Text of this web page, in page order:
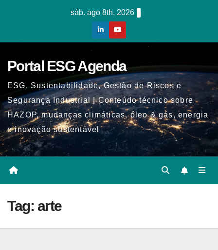
sáb. ago 8th, 2026
Portal ESG Agenda
ESG, Sustentabilidade, Gestão de Riscos e
Segurança Industrial | Conteúdo técnico sobre
HAZOP, mudanças climáticas, óleo & gás, energia
e inovação sustentável
Tag: arte